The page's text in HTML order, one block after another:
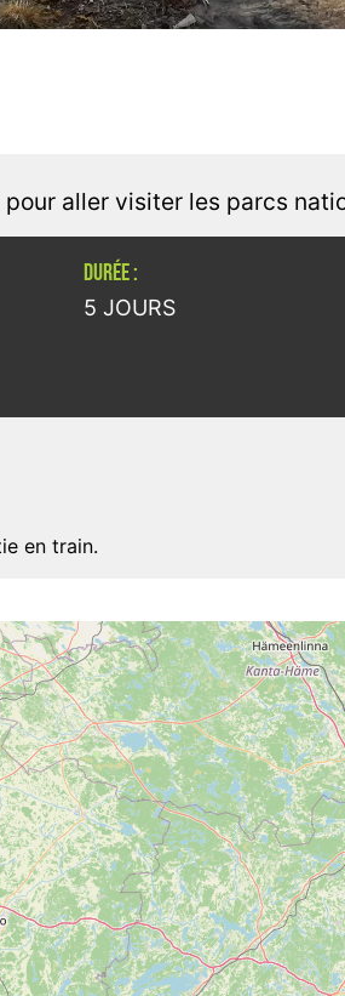
aller visiter les parcs
DURÉE :
5 JOURS
en train.